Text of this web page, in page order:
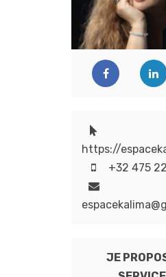
https://
+32 475
JE